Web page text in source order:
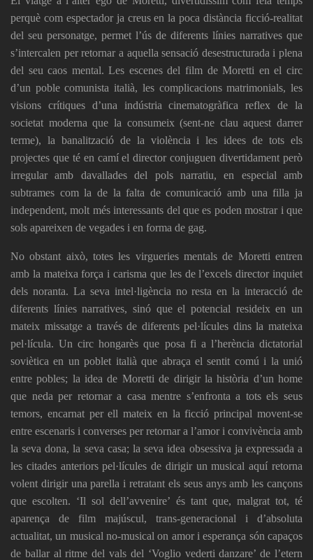
perquè com espectador ja creus en la poca distància ficció-realitat
del seu personatge, permet l’ús de diferents línies narratives que
s’intercalen per retornar a aquella sensació desestructurada i plena
del seu caos mental. Les escenes del film de Moretti en el circ
d’un poble comunista italià, les complicacions matrimonials, les
visions crítiques d’una indústria cinematogràfica reflex de la
societat moderna que la consumeix (sent-ne clau aquest darrer
terme), la banalització de la violència i les idees de tots els
projectes que té en camí el director conjuguen divertidament però
irregular amb davallades del pols narratiu, en especial amb
subtrames com la de la falta de comunicació amb una filla ja
independent, molt més interessants del que es poden mostrar i que
sols apareixen de vegades i en forma de gag.
No obstant això, totes les virgueries mentals de Moretti entren
amb la mateixa força i carisma que les de l’excels director inquiet
dels noranta. La seva intel·ligència no resta en la interacció de
diferents línies narratives, sinó que el potencial resideix en un
mateix missatge a través de diferents pel·lícules dins la mateixa
pel·lícula. Un circ hongarès que posa fi a l’herència dictatorial
soviètica en un poblet italià que abraça el sentit comú i la unió
entre pobles; la idea de Moretti de dirigir la història d’un home
que neda per retornar a casa mentre s’enfronta a tots els seus
temors, encarnat per ell mateix en la ficció principal movent-se
entre escenaris i converses per retornar a l’amor i convivència amb
la seva dona, la seva casa; la seva idea obsessiva ja expressada a
les citades anteriors pel·lícules de dirigir un musical aquí retorna
volent dirigir una parella i retratant els seus anys amb les cançons
que escolten. ‘Il sol dell’avvenire’ és tant que, malgrat tot, té
aparença de film majúscul, trans-generacional i d’absoluta
actualitat, un musical no-musical on amor i esperança són capaços
de ballar al ritme del vals del ‘Voglio vederti danzare’ de l’etern